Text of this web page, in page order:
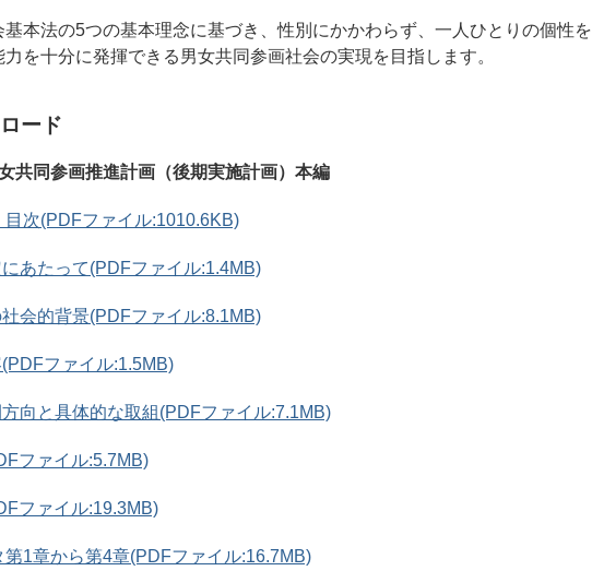
基本法の5つの基本理念に基づき、性別にかかわらず、一人ひとりの個性を
を十分に発揮できる男女共同参画社会の実現を目指します。
ード
共同参画推進計画（後期実施計画）本編
次(PDFファイル:1010.6KB)
あたって(PDFファイル:1.4MB)
会的背景(PDFファイル:8.1MB)
ファイル:1.5MB)
向と具体的な取組(PDFファイル:7.1MB)
ファイル:5.7MB)
ファイル:19.3MB)
第1章から第4章(PDFファイル:16.7MB)